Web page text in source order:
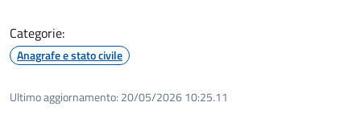
Categorie:
Anagrafe e stato civile
Ultimo aggiornamento: 20/05/2026 10:25.11